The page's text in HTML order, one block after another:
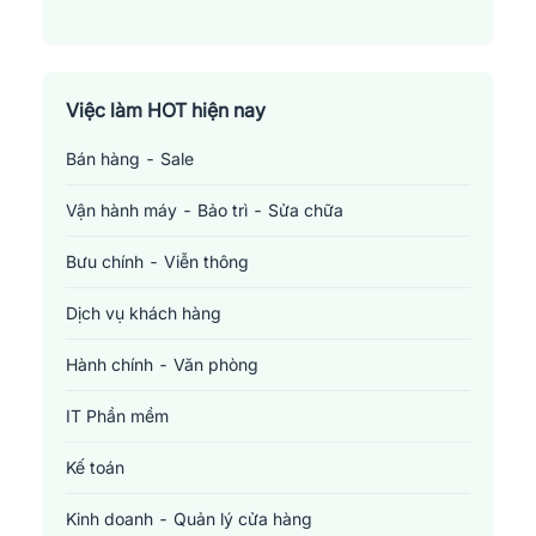
Việc làm HOT hiện nay
Bán hàng - Sale
Vận hành máy - Bảo trì - Sửa chữa
Bưu chính - Viễn thông
Dịch vụ khách hàng
Hành chính - Văn phòng
IT Phần mềm
Kế toán
Kinh doanh - Quản lý cửa hàng